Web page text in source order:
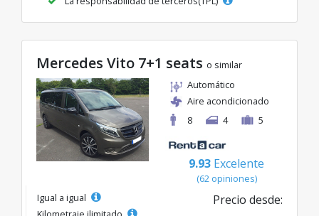
Mercedes Vito 7+1 seats o similar
Automático
Aire acondicionado
8
4 5
9.93 Excelente
(62 opiniones)
Igual a igual
Precio desde: